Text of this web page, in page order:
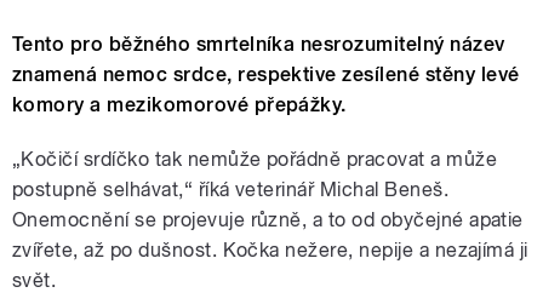
Tento pro běžného smrtelníka nesrozumitelný název
znamená nemoc srdce, respektive zesílené stěny levé
komory a mezikomorové přepážky.
„Kočičí srdíčko tak nemůže pořádně pracovat a může
postupně selhávat,“ říká veterinář Michal Beneš.
Onemocnění se projevuje různě, a to od obyčejné apatie
zvířete, až po dušnost. Kočka nežere, nepije a nezajímá ji
svět.